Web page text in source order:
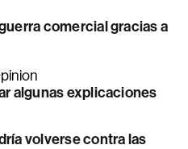
comercial gracias a
algunas explicaciones
volverse contra las